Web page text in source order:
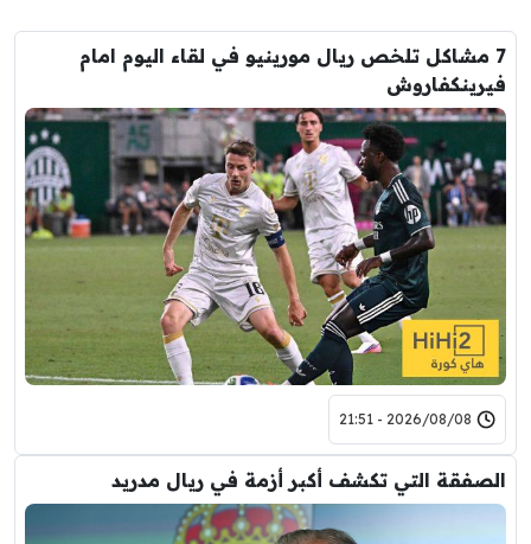
7 مشاكل تلخص ريال مورينيو في لقاء اليوم امام
فيرينكفاروش
2026/08/08 - 21:51
الصفقة التي تكشف أكبر أزمة في ريال مدريد